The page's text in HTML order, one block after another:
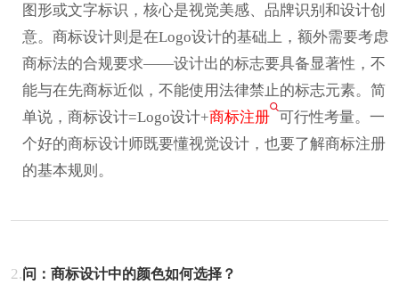
图形或文字标识，核心是视觉美感、品牌识别和设计创
意。商标设计则是在Logo设计的基础上，额外需要考虑
商标法的合规要求——设计出的标志要具备显著性，不
能与在先商标近似，不能使用法律禁止的标志元素。简
单说，商标设计=Logo设计+商标注册 可行性考量。一
个好的商标设计师既要懂视觉设计，也要了解商标注册
的基本规则。
2.问：商标设计中的颜色如何选择？